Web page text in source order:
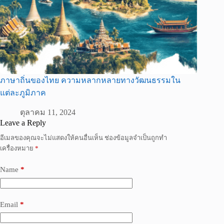
ภาษาถิ่นของไทย ความหลากหลายทางวัฒนธรรมใน
แต่ละภูมิภาค
ตุลาคม 11, 2024
Leave a Reply
อีเมลของคุณจะไม่แสดงให้คนอื่นเห็น ช่องข้อมูลจำเป็นถูกทำ
เครื่องหมาย *
Name *
Email *